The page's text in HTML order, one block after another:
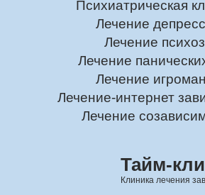
Психиатрическая
Лечение
Лечение
Лечение
Лечение
Лечение-интернет
Лечение
Тайм-
Клиника лечения